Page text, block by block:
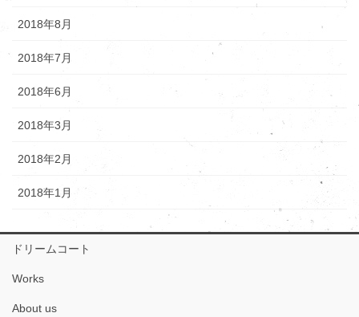
2018年8月
2018年7月
2018年6月
2018年3月
2018年2月
2018年1月
ドリームコート
Works
About us